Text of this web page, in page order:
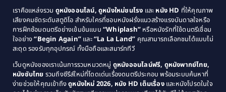
Coming of Age ก้าวพ้นวัย(1)
Coming-of-Age(3)
Community(1)
1979
1978
1976
1975
1974
1971
1970
1969
1968
1964
1963
เราคือแหล่งรวม ดูหนังออนไลน์, ดูหนังใหม่ชนโรง และ หนัง HD ที่ให้คุณภาพ
เสียงคมชัดระดับสตูดิโอ สำหรับใครที่ชอบหนังฝรั่งแนวสร้างแรงบันดาลใจหรือ
การฝึกซ้อมดนตรีอย่างเข้มข้นแบบ “Whiplash” หรือหนังรักที่ใช้ดนตรีเชื่อม
ใจอย่าง“Begin Again” และ“La La Land” คุณสามารถเลือกชมได้แบบไม่
สะดุด รองรับทุกอุปกรณ์ ทั้งมือถือและสมาร์ททีวี
เว็บดูหนังของเราเน้นการรวมหมวดหมู่ ดูหนังออนไลน์ฟรี, ดูหนังพากย์ไทย,
หนังซับไทย รวมถึงซีรีส์ใหม่ที่โดดเด่นเรื่องดนตรีประกอบ พร้อมระบบค้นหาที่
ง่ายช่วยให้คุณเข้าถึงดูหนังใหม่ 2026, หนัง HD เต็มเรื่องและหนังโปรดในใจ